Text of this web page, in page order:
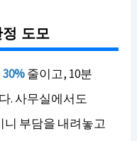
도모
30%줄이고, 10분
. 사무실에서도
니 부담을 내려놓고